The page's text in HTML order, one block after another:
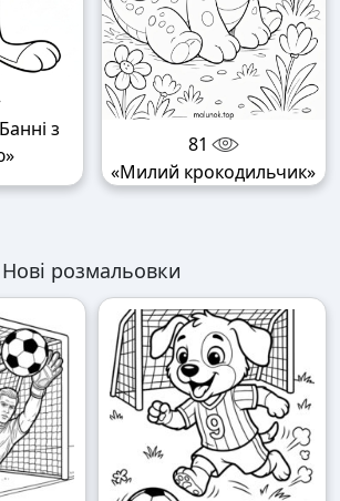
з
81
«Милий крокодильчик»
Нові розмальовки